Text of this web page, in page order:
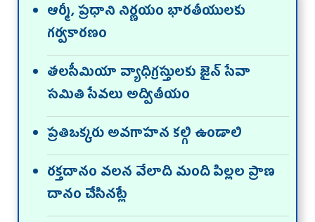
ఆర్మీ, ప్రధాని నిర్ణయం భారతీయులకు
గర్వకారణం
తలసీమియా వ్యాధిగ్రస్తులకు జైన్ సేవా
సమితి సేవలు అద్వితీయం
ప్రతిఒక్కరు అవగాహన కల్గి ఉండాలి
రక్తదానం వలన వేలాది మంది పిల్లల ప్రాణ
దానం చేసినట్లే